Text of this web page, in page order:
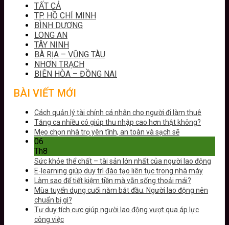
TẤT CẢ
TP. HỒ CHÍ MINH
BÌNH DƯƠNG
LONG AN
TÂY NINH
BÀ RỊA – VŨNG TÀU
NHƠN TRẠCH
BIÊN HÒA – ĐỒNG NAI
BÀI VIẾT MỚI
Cách quản lý tài chính cá nhân cho người đi làm thuê
Tăng ca nhiều có giúp thu nhập cao hơn thật không?
Mẹo chọn nhà trọ yên tĩnh, an toàn và sạch sẽ
06
Th8
Sức khỏe thể chất – tài sản lớn nhất của người lao động
E-learning giúp duy trì đào tạo liên tục trong nhà máy
Làm sao để tiết kiệm tiền mà vẫn sống thoải mái?
Mùa tuyển dụng cuối năm bắt đầu: Người lao động nên
chuẩn bị gì?
Tư duy tích cực giúp người lao động vượt qua áp lực
công việc